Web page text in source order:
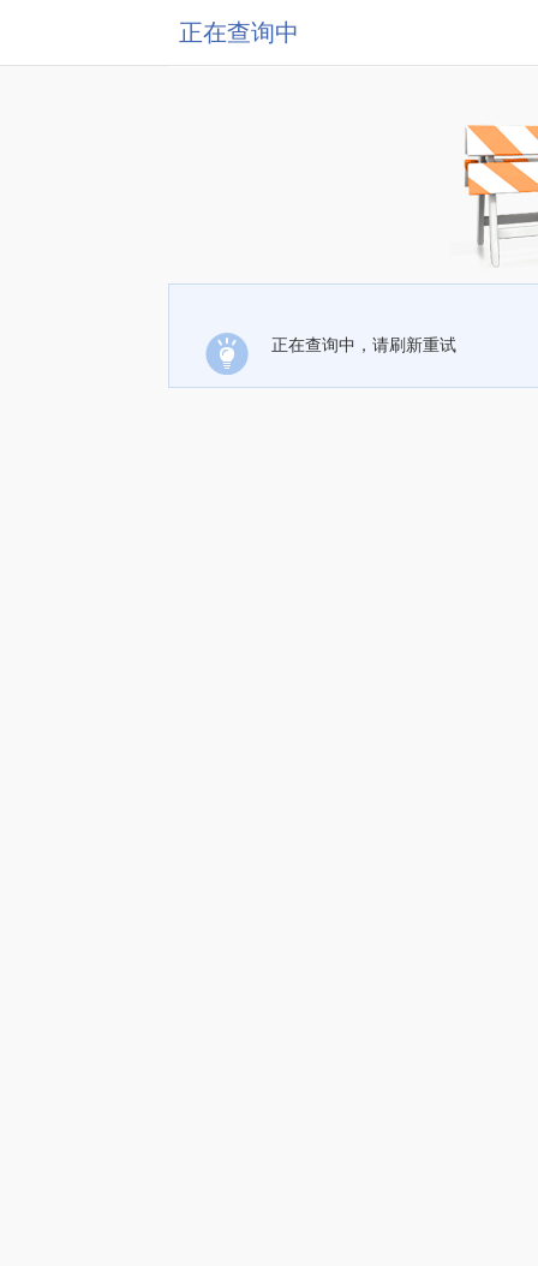
正在查询中
正在查询中，请刷新重试